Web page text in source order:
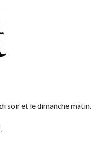
soir et le dimanche matin.